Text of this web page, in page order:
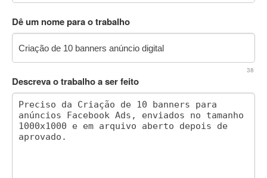
Dê um nome para o trabalho
38
Descreva o trabalho a ser feito